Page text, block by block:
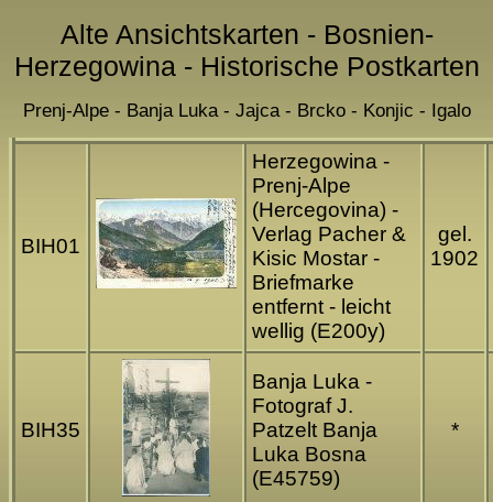
Alte Ansichtskarten - Bosnien-
Herzegowina - Historische Postkarten
Prenj-Alpe - Banja Luka - Jajca - Brcko - Konjic - Igalo
BIH01
Herzegowina -
Prenj-Alpe
(Hercegovina) -
Verlag Pacher &
Kisic Mostar -
Briefmarke
entfernt - leicht
wellig (E200y)
gel.
1902
BIH35
Banja Luka -
Fotograf J.
Patzelt Banja
Luka Bosna
(E45759)
*